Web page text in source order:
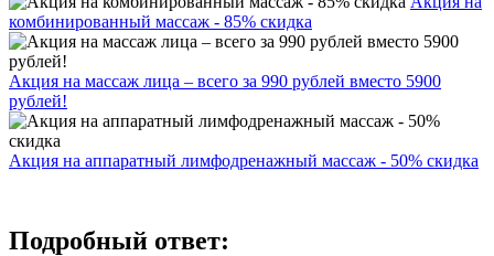
комбинированный массаж - 85% скидка
Акция на массаж лица – всего за 990 рублей вместо 5900
рублей!
Акция на аппаратный лимфодренажный массаж - 50% скидка
Подробный ответ: